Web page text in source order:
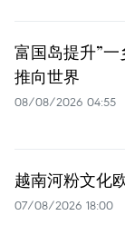
富国岛提升”
推向世界
08/08/2026 04:55
越南河粉文化
07/08/2026 18:00